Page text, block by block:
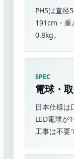
PH5は直径
191cm・
0.8kg。
SPEC
電球・
日本仕様は
LED電球が
工事は不要